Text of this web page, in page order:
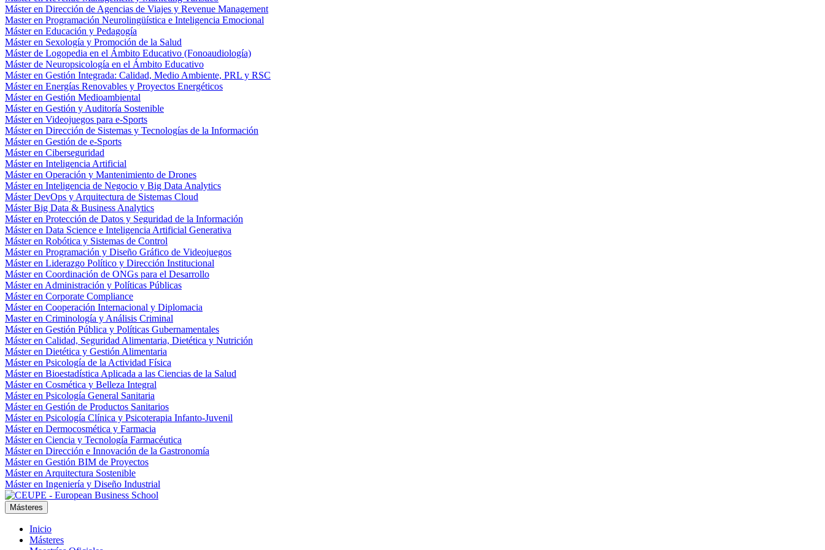
Máster en Dirección de Agencias de Viajes y Revenue Management
Master en Programación Neurolingüística e Inteligencia Emocional
Máster en Educación y Pedagogía
Máster en Sexología y Promoción de la Salud
Máster de Logopedia en el Ámbito Educativo (Fonoaudiología)
Máster de Neuropsicología en el Ámbito Educativo
Máster en Gestión Integrada: Calidad, Medio Ambiente, PRL y RSC
Máster en Energías Renovables y Proyectos Energéticos
Máster en Gestión Medioambiental
Máster en Gestión y Auditoría Sostenible
Máster en Videojuegos para e-Sports
Máster en Dirección de Sistemas y Tecnologías de la Información
Máster en Gestión de e-Sports
Máster en Ciberseguridad
Máster en Inteligencia Artificial
Máster en Operación y Mantenimiento de Drones
Máster en Inteligencia de Negocio y Big Data Analytics
Máster DevOps y Arquitectura de Sistemas Cloud
Máster Big Data & Business Analytics
Máster en Protección de Datos y Seguridad de la Información
Máster en Data Science e Inteligencia Artificial Generativa
Máster en Robótica y Sistemas de Control
Máster en Programación y Diseño Gráfico de Videojuegos
Máster en Liderazgo Político y Dirección Institucional
Máster en Coordinación de ONGs para el Desarrollo
Máster en Administración y Políticas Públicas
Máster en Corporate Compliance
Máster en Cooperación Internacional y Diplomacia
Master en Criminología y Análisis Criminal
Máster en Gestión Pública y Políticas Gubernamentales
Máster en Calidad, Seguridad Alimentaria, Dietética y Nutrición
Máster en Dietética y Gestión Alimentaria
Máster en Psicología de la Actividad Física
Máster en Bioestadística Aplicada a las Ciencias de la Salud
Máster en Cosmética y Belleza Integral
Máster en Psicología General Sanitaria
Máster en Gestión de Productos Sanitarios
Máster en Psicología Clínica y Psicoterapia Infanto-Juvenil
Máster en Dermocosmética y Farmacia
Máster en Ciencia y Tecnología Farmacéutica
Máster en Dirección e Innovación de la Gastronomía
Máster en Gestión BIM de Proyectos
Máster en Arquitectura Sostenible
Máster en Ingeniería y Diseño Industrial
Másteres
Inicio
Másteres